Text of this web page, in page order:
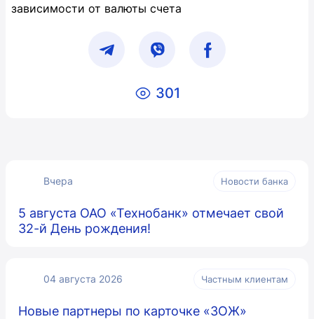
зависимости от валюты счета
301
Вчера Новости банка
5 августа ОАО «Технобанк» отмечает свой
32-й День рождения!
04 августа 2026 Частным клиентам
Новые партнеры по карточке «ЗОЖ»